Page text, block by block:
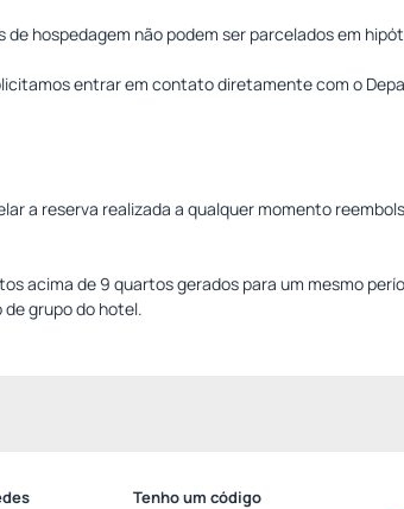
hospedagem não podem ser parcelados em
entrar em contato diretamente com o
a reserva realizada a qualquer momento
acima de 9 quartos gerados para um mesmo
grupo do hotel.
Tenho um código